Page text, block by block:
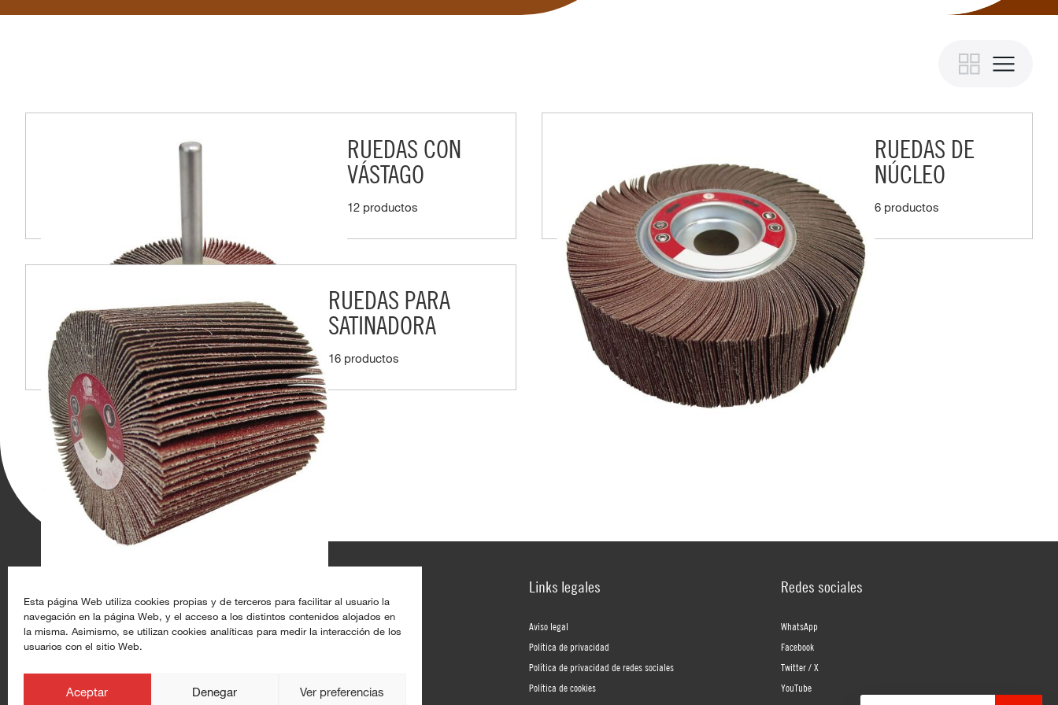
Esta página Web utiliza cookies propias y de terceros para facilitar al usuario la
navegación en la página Web, y el acceso a los distintos contenidos alojados en
la misma. Asimismo, se utilizan cookies analíticas para medir la interacción de los
usuarios con el sitio Web.
Aceptar Denegar Ver preferencias
RUEDAS CON
VÁSTAGO
12 productos
RUEDAS DE
NÚCLEO
6 productos
RUEDAS PARA
SATINADORA
16 productos
Calle de Rey Pastor 17, 28914 Leganés (Madrid)
+34 91 633 44 50
aghasaturis.com
Datoproducto
Links legales
Aviso legal
Política de privacidad
Política de privacidad de redes sociales
Política de cookies
Redes sociales
WhatsApp
Facebook
Twitter / X
YouTube